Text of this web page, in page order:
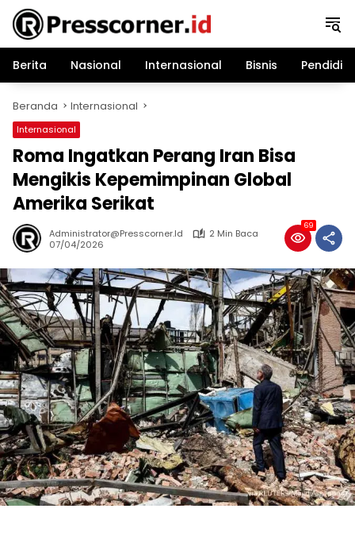
Langsung
konten
Berita
Nasional Internasional Bisnis
Beranda Internasional
Internasional
Roma Ingatkan Perang Iran Bisa
Mengikis Kepemimpinan Global
Amerika Serikat
Administrator@presscorner.id
2 Min Baca
07/04/2026
69